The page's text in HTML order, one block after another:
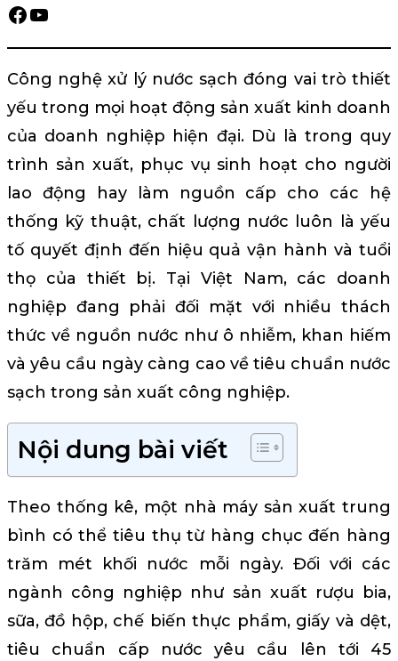
Facebook
YouTube
Công nghệ xử lý nước sạch đóng vai trò thiết
yếu trong mọi hoạt động sản xuất kinh doanh
của doanh nghiệp hiện đại. Dù là trong quy
trình sản xuất, phục vụ sinh hoạt cho người
lao động hay làm nguồn cấp cho các hệ
thống kỹ thuật, chất lượng nước luôn là yếu
tố quyết định đến hiệu quả vận hành và tuổi
thọ của thiết bị. Tại Việt Nam, các doanh
nghiệp đang phải đối mặt với nhiều thách
thức về nguồn nước như ô nhiễm, khan hiếm
và yêu cầu ngày càng cao về tiêu chuẩn nước
sạch trong sản xuất công nghiệp.
Nội dung bài viết
Theo thống kê, một nhà máy sản xuất trung
bình có thể tiêu thụ từ hàng chục đến hàng
trăm mét khối nước mỗi ngày. Đối với các
ngành công nghiệp như sản xuất rượu bia,
sữa, đồ hộp, chế biến thực phẩm, giấy và dệt,
tiêu chuẩn cấp nước yêu cầu lên tới 45